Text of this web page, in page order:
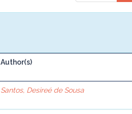
Author(s)
Santos, Desireé de Sousa